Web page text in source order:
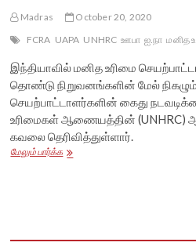
Madras
October 20, 2020
FCRA UAPA UNHRC ஊபா ஐ.நா மனித
இந்தியாவில் மனித உரிமை
தொண்டு நிறுவனங்களின் மேல்
செயற்பாட்டாளர்களின் கைது
உரிமைகள் ஆணையத்தின் (UNHRC)
கவலை தெரிவித்துள்ளார்.
மேலும் பார்க்கஇந்தியாவில்